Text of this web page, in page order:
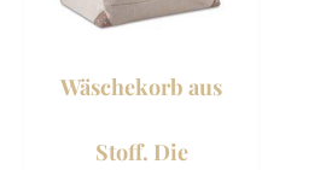
Wäschekorb aus
Stoff. Die